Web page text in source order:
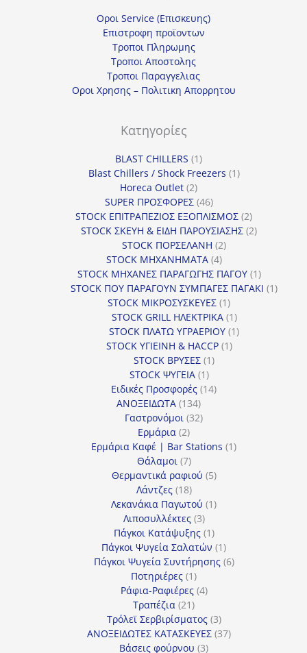
Οροι Service (Επισκευης)
Επιστροφη προϊοντων
Τροποι Πληρωμης
Τροποι Αποστολης
Τροποι Παραγγελιας
Οροι Χρησης – Πολιτικη Απορρητου
Κατηγορίες
BLAST CHILLERS 11
προϊόν
Blast Chillers / Shock Freezers 11
Horeca Outlet 22
προϊόντα
SUPER ΠΡΟΣΦΟΡΕΣ 4646
προϊόντα
STOCK ΕΠΙΤΡΑΠΕΖΙΟΣ ΕΞΟΠΛΙΣΜΟΣ 22
προϊόντα
STOCK ΣΚΕΥΗ & ΕΙΔΗ ΠΑΡΟΥΣΙΑΣΗΣ 22
STOCK ΠΟΡΣΕΛΑΝΗ 22
STOCK ΜΗΧΑΝΗΜΑΤΑ 44
προϊόντα
STOCK ΜΗΧΑΝΕΣ ΠΑΡΑΓΩΓΗΣ ΠΑΓΟΥ 11
προϊόν
STOCK ΠΟΥ ΠΑΡΑΓΟΥΝ ΣΥΜΠΑΓΕΣ ΠΑΓΑΚΙ 11
STOCK ΜΙΚΡΟΣΥΣΚΕΥΕΣ 11
προϊόν
STOCK GRILL ΗΛΕΚΤΡΙΚΑ 11
προϊόν
STOCK ΠΛΑΤΩ ΥΓΡΑΕΡΙΟΥ 11
STOCK ΥΓΙΕΙΝΗ & HACCP 11
STOCK ΒΡΥΣΕΣ 11
STOCK ΨΥΓΕΙΑ 11
προϊόν
Ειδικές Προσφορές 1414
ΑΝΟΞΕΙΔΩΤΑ 134134
προϊόντα
Γαστρονόμοι 3232
Ερμάρια 22
προϊόντα
Ερμάρια Καφέ | Bar Stations 11
Θάλαμοι 77
προϊόντα
Θερμαντικά ραφιού 55
Λάντζες 1818
προϊόντα
Λεκανάκια Παγωτού 11
Λιποσυλλέκτες 33
προϊόντα
Πάγκοι Κατάψυξης 11
προϊόν
Πάγκοι Ψυγεία Σαλατών 11
προϊόν
Πάγκοι Ψυγεία Συντήρησης 66
Ποτηριέρες 11
προϊόν
Ράφια-Ραφιέρες 44
Τραπέζια 2121
προϊόντα
Τρόλεϊ Σερβιρίσματος 33
προϊόντα
ΑΝΟΞΕΙΔΩΤΕΣ ΚΑΤΑΣΚΕΥΕΣ 3737
Βάσεις φούρνου 33